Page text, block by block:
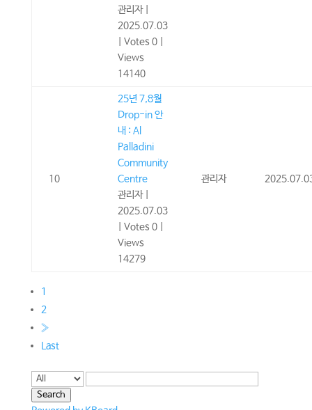
관리자
2025.07.03
Votes 0
Views
14140
10
25년 7,8월
Drop-in 안
내 : Al
Palladini
Community
Centre
관리자
2025.07.03
Votes 0
Views
14279
관리자
1
2
»
Last
Search